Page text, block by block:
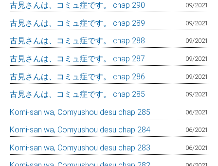
古見さんは、コミュ症です。 chap 290 09/2021
古見さんは、コミュ症です。 chap 289 09/2021
古見さんは、コミュ症です。 chap 288 09/2021
古見さんは、コミュ症です。 chap 287 09/2021
古見さんは、コミュ症です。 chap 286 09/2021
古見さんは、コミュ症です。 chap 285 09/2021
Komi-san wa, Comyushou desu chap 285 06/2021
Komi-san wa, Comyushou desu chap 284 06/2021
Komi-san wa, Comyushou desu chap 283 06/2021